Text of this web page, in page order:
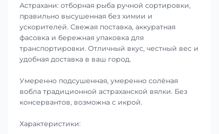
Астрахани: отборная рыба ручной сортировки,
правильно высушенная без химии и
ускорителей. Свежая поставка, аккуратная
фасовка и бережная упаковка для
транспортировки. Отличный вкус, честный вес и
удобная доставка в ваш город.
Умеренно подсушенная, умеренно солёная
вобла традиционной астраханской вялки. Без
консервантов, возможна с икрой.
Характеристики: